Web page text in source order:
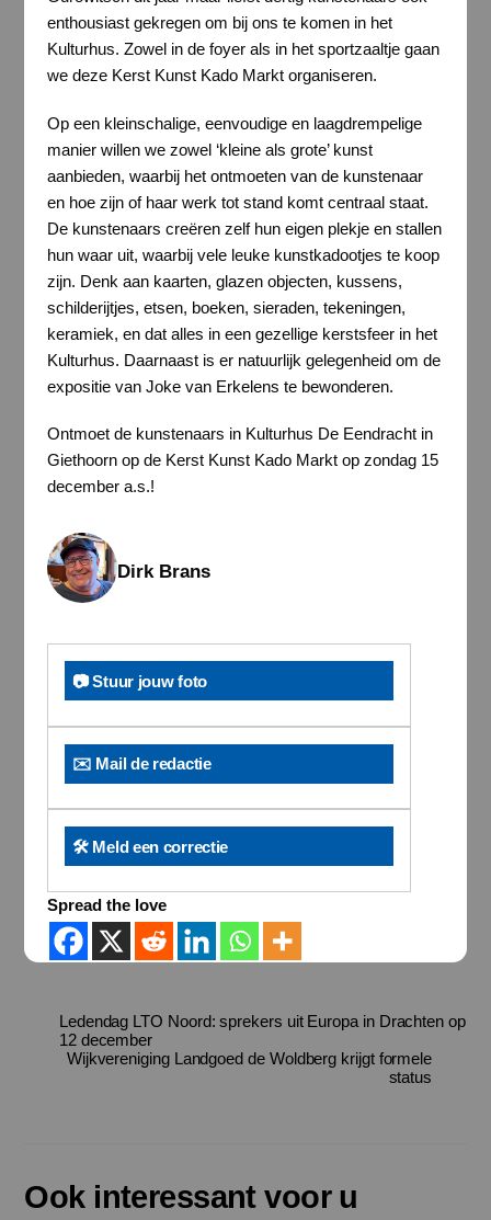
enthousiast gekregen om bij ons te komen in het
Kulturhus. Zowel in de foyer als in het sportzaaltje gaan
we deze Kerst Kunst Kado Markt organiseren.
Op een kleinschalige, eenvoudige en laagdrempelige
manier willen we zowel ‘kleine als grote’ kunst
aanbieden, waarbij het ontmoeten van de kunstenaar
en hoe zijn of haar werk tot stand komt centraal staat.
De kunstenaars creëren zelf hun eigen plekje en stallen
hun waar uit, waarbij vele leuke kunstkadootjes te koop
zijn. Denk aan kaarten, glazen objecten, kussens,
schilderijtjes, etsen, boeken, sieraden, tekeningen,
keramiek, en dat alles in een gezellige kerstsfeer in het
Kulturhus. Daarnaast is er natuurlijk gelegenheid om de
expositie van Joke van Erkelens te bewonderen.
Ontmoet de kunstenaars in Kulturhus De Eendracht in
Giethoorn op de Kerst Kunst Kado Markt op zondag 15
december a.s.!
Dirk Brans
📷 Stuur jouw foto
✉️ Mail de redactie
🛠️ Meld een correctie
Spread the love
Ledendag LTO Noord: sprekers uit Europa in Drachten op
12 december
Wijkvereniging Landgoed de Woldberg krijgt formele
status
Ook interessant voor u